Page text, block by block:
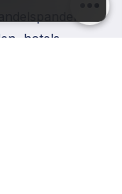
hotels,